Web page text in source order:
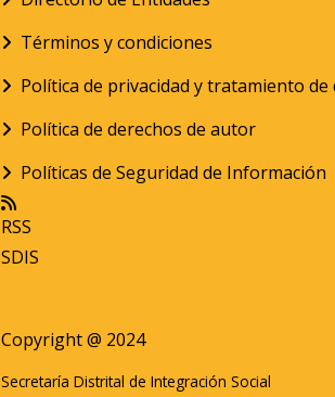
Términos y condiciones
Política de privacidad y tratamiento
Política de derechos de autor
Políticas de Seguridad de Información
RSS
SDIS
Copyright @ 2024
Secretaría Distrital de Integración Social